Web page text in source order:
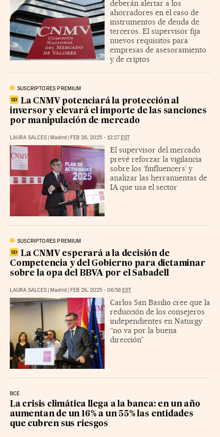
deberán alertar a los
ahorradores en el caso de
instrumentos de deuda de
terceros. El supervisor fija
nuevos requisitos para
empresas de asesoramiento
y de criptos
SUSCRIPTORES PREMIUM
La CNMV potenciará la protección al
inversor y elevará el importe de las sanciones
por manipulación de mercado
LAURA SALCES Madrid FEB 26, 2025 - 12:27 EST
El supervisor del mercado
prevé reforzar la vigilancia
sobre los ‘finfluencers’ y
analizar las herramientas de
IA que usa el sector
SUSCRIPTORES PREMIUM
La CNMV esperará a la decisión de
Competencia y del Gobierno para dictaminar
sobre la opa del BBVA por el Sabadell
LAURA SALCES Madrid FEB 26, 2025 - 06:58 EST
Carlos San Basilio cree que la
reducción de los consejeros
independientes en Naturgy
“no va por la buena
dirección”
BCE
La crisis climática llega a la banca: en un año
aumentan de un 16% a un 55% las entidades
que cubren sus riesgos